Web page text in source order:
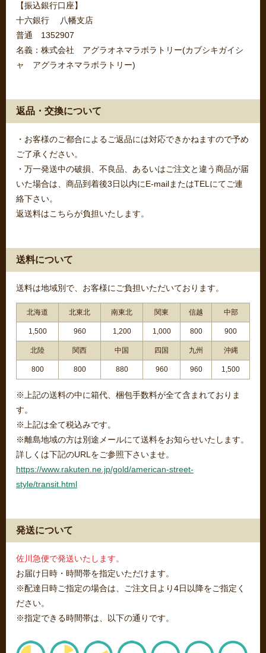
【振込銀行口座】
十六銀行 八幡支店
普通 1352907
名義：株式会社 アグラオネマラボラトリー(カブシキガイシ
ャ アグラオネマラボラトリー)
返品・交換について
・お客様のご都合によるご返品には対応できかねますので予め
ご了承ください。
・万一発送中の破損、不良品、あるいはご注文と違う商品が届
いた場合は、商品到着後3日以内にE-mailまたはTELにてご連
絡下さい。
返送料はこちらが負担いたします。
送料について
送料は地域別で、お客様にご負担いただいております。
北海道 北東北 南東北 関東 信越 中部
1,500 960 1,200 1,000 800 900
北陸 関西 中国 四国 九州 沖縄
800 800 880 960 960 1,500
※上記の送料の中に箱代、梱包手数料が全て含まれておりま
す。
※上記は全て税込みです。
※離島地域の方は別途メールにて送料をお知らせいたします。
詳しくは下記のURLをご参照下さいませ。
https://www.rakuten.ne.jp/gold/american-street-
style/transit.html
発送について
佐川急便で発送いたします。
お届け日時・時間帯を指定いただけます。
※配達日時ご指定の場合は、ご注文日より4日以降をご指定く
ださい。
※指定できる時間帯は、以下の通りです。